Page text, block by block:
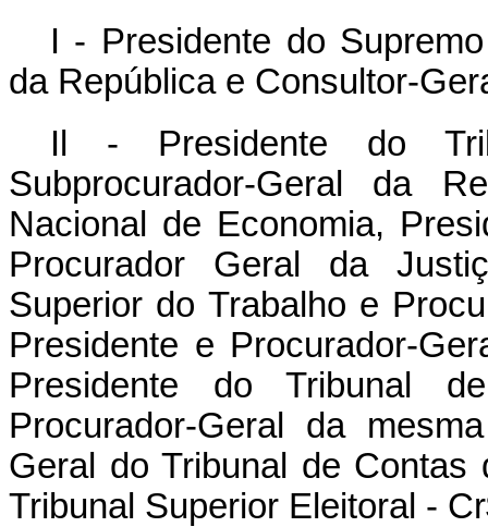
I - Presidente do
da República e Consultor-
Il - Presidente do
Subprocurador-Geral da
Nacional de Economia,
Procurador Geral da
Superior do Trabalho e
Presidente e Procurador-
Presidente do Tribunal
Procurador-Geral da
Geral do Tribunal de
Tribunal Superior Eleitoral -